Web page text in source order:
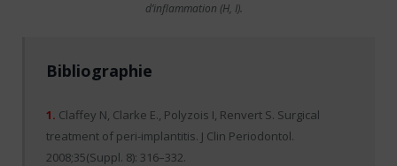
d’inflammation (H, I).
Bibliographie
1. Claffey N, Clarke E., Polyzois I, Renvert S. Surgical
treatment of peri-implantitis. J Clin Periodontol.
2008;35(Suppl. 8): 316–332.